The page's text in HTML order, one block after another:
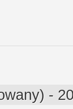
-